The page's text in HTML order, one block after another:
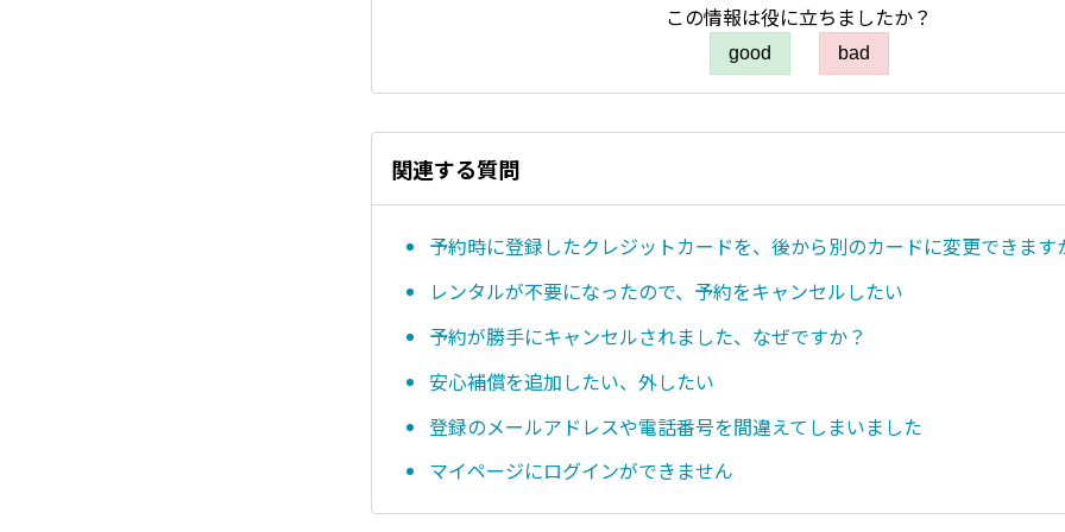
この情報は役に立ちましたか？
good bad
関連する質問
予約時に登録したクレジットカードを、後から別のカードに変更できます
レンタルが不要になったので、予約をキャンセルしたい
予約が勝手にキャンセルされました、なぜですか？
安心補償を追加したい、外したい
登録のメールアドレスや電話番号を間違えてしまいました
マイページにログインができません